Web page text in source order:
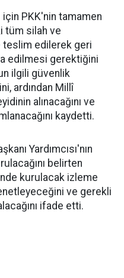
PKK'nin tamamen
tüm silah ve
teslim edilerek geri
edilmesi gerektiğini
ilgili güvenlik
ardından Millî
alınacağını ve
kaydetti.
Yardımcısı'nın
belirten
kurulacak izleme
ve gerekli
ifade etti.